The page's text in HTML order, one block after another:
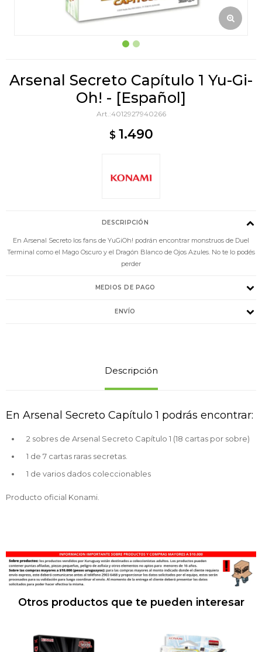
Arsenal Secreto Capítulo 1 Yu-Gi-
Oh! - [Español]
4012927940266
$ 1.490
DESCRIPCIÓN
En Arsenal Secreto los fans de YuGiOh! podrán encontrar monstruos de Duel
Terminal como el Mago Oscuro y el Dragón Blanco de Ojos Azules. No te lo podés
perder
MEDIOS DE PAGO
ENVÍO
Descripción
En Arsenal Secreto Capítulo 1 podrás encontrar:
2 sobres de Arsenal Secreto Capítulo 1 (18 cartas por sobre)
1 de 7 cartas raras secretas.
1 de varios dados coleccionables
Producto oficial Konami.
Otros productos que te pueden interesar